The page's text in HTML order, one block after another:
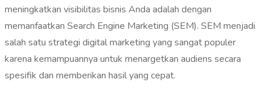
meningkatkan visibilitas bisnis Anda adalah dengan
memanfaatkan Search Engine Marketing (SEM). SEM menjadi
salah satu strategi digital marketing yang sangat populer
karena kemampuannya untuk menargetkan audiens secara
spesifik dan memberikan hasil yang cepat.